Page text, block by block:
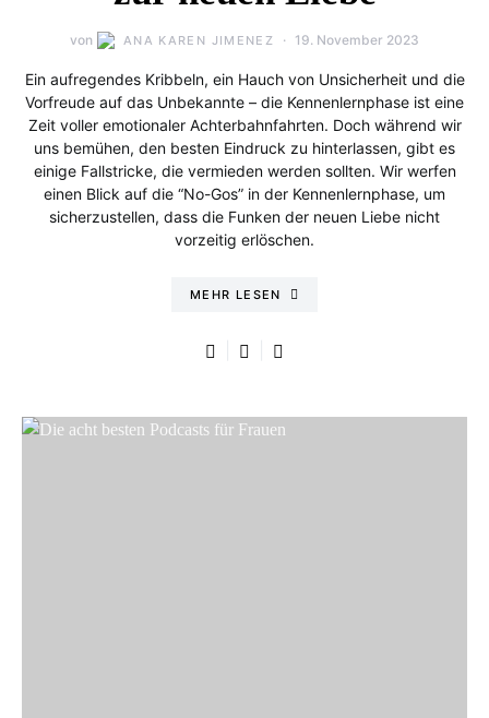
von ANA KAREN JIMENEZ 19. November 2023
Ein aufregendes Kribbeln, ein Hauch von Unsicherheit und die
Vorfreude auf das Unbekannte – die Kennenlernphase ist eine
Zeit voller emotionaler Achterbahnfahrten. Doch während wir
uns bemühen, den besten Eindruck zu hinterlassen, gibt es
einige Fallstricke, die vermieden werden sollten. Wir werfen
einen Blick auf die “No-Gos” in der Kennenlernphase, um
sicherzustellen, dass die Funken der neuen Liebe nicht
vorzeitig erlöschen.
MEHR LESEN